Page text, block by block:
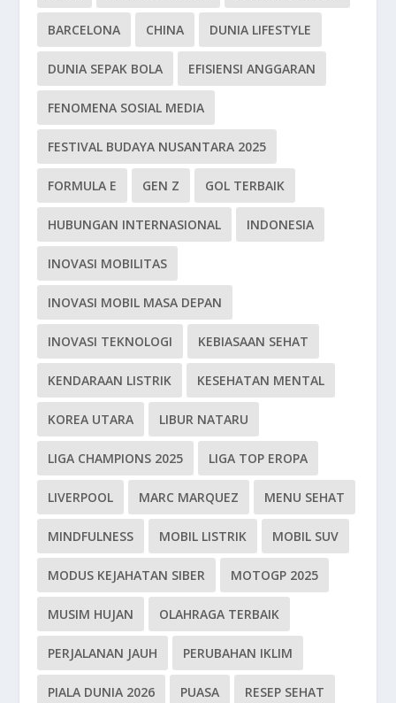
BARCELONA CHINA DUNIA LIFESTYLE
DUNIA SEPAK BOLA EFISIENSI ANGGARAN
FENOMENA SOSIAL MEDIA
FESTIVAL BUDAYA NUSANTARA 2025
FORMULA E GEN Z GOL TERBAIK
HUBUNGAN INTERNASIONAL INDONESIA
INOVASI MOBILITAS
INOVASI MOBIL MASA DEPAN
INOVASI TEKNOLOGI KEBIASAAN SEHAT
KENDARAAN LISTRIK KESEHATAN MENTAL
KOREA UTARA LIBUR NATARU
LIGA CHAMPIONS 2025 LIGA TOP EROPA
LIVERPOOL MARC MARQUEZ MENU SEHAT
MINDFULNESS MOBIL LISTRIK MOBIL SUV
MODUS KEJAHATAN SIBER MOTOGP 2025
MUSIM HUJAN OLAHRAGA TERBAIK
PERJALANAN JAUH PERUBAHAN IKLIM
PIALA DUNIA 2026 PUASA RESEP SEHAT